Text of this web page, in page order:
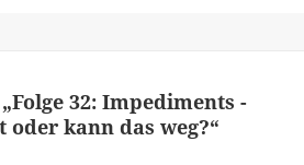
32: Impediments -
oder kann das weg?“